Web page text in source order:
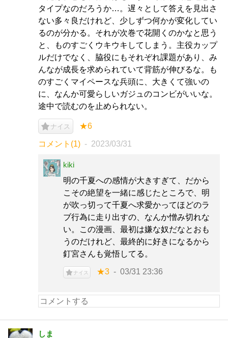
タイプなのだろうか…。遅々として答えを見出さ
ない多々良だけれど、少しずつ何かが変化してい
るのが分かる。それが次巻で花開くのかなと思う
と、ものすごくウキウキしてしまう。主役カップ
ルだけでなく、脇役にもそれぞれ課題があり、み
んなが成長を求められていて背筋が伸びるな。も
のすごくマイペースな兵頭に、大きくて強いの
に、なんか可愛らしいガジュのコンビがいいな。
途中で読むのを止められない。
ナイス ★6
コメント(1) 2023/03/31
kiki
明の千夏への感情が大きすぎて、だから
こその絶望を一緒に感じたところで、明
が吹っ切って千夏へ求愛かってほどのラ
ブ行為に走り出すの、なんか憎み切れな
い。この漫画、最初は嫌な奴だなとおも
うのだけれど、最終的に好きになるから
釘宮さんも覚悟してる。
ナイス ★3 03/31 23:36
しま